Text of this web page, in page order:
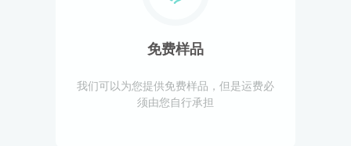
免费样品
我们可以为您提供免费样品，但是运费必
须由您自行承担